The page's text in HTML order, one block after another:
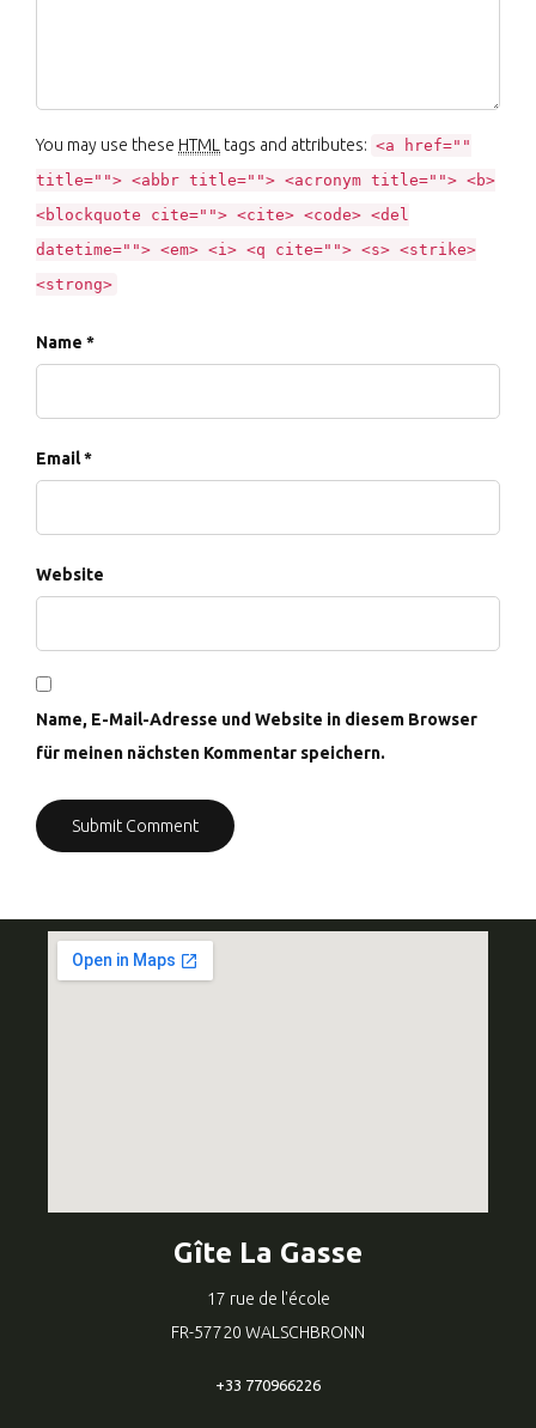
You may use these HTML tags and attributes: <a href=""
title=""> <abbr title=""> <acronym title=""> <b>
<blockquote cite=""> <cite> <code> <del
datetime=""> <em> <i> <q cite=""> <s> <strike>
<strong>
Name *
Email *
Website
Name, E-Mail-Adresse und Website in diesem Browser
für meinen nächsten Kommentar speichern.
Gîte La Gasse
17 rue de l'école
FR-57720 WALSCHBRONN
+33 770966226